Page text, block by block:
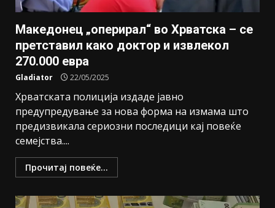
Македонец „оперирал“ во Хрватска – се
претставил како доктор и извлекол
270.000 евра
Gladiator 22/05/2025
Хрватската полиција издаде јавно
предупредување за нова форма на измама што
предизвикала сериозни последици кај повеќе
семејства....
Прочитај повеќе...